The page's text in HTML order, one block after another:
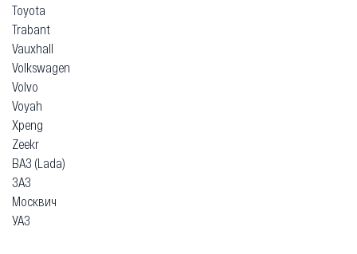
Toyota
Trabant
Vauxhall
Volkswagen
Volvo
Voyah
Xpeng
Zeekr
ВАЗ (Lada)
ЗАЗ
Москвич
УАЗ